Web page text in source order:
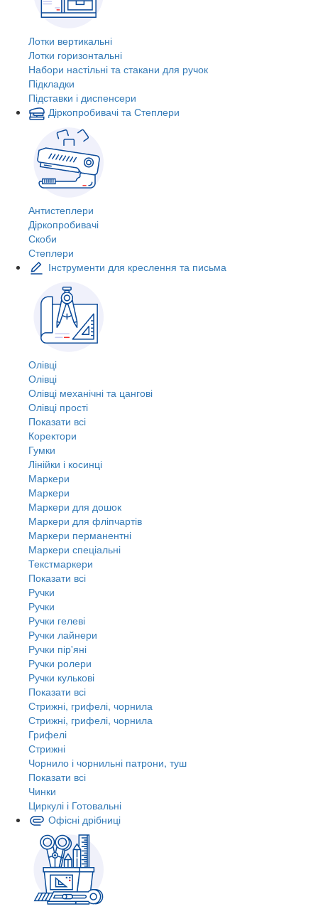
Лотки вертикальні
Лотки горизонтальні
Набори настільні та стакани для ручок
Підкладки
Підставки і диспенсери
Діркопробивачі та Степлери
Антистеплери
Діркопробивачі
Скоби
Степлери
Інструменти для креслення та письма
Олівці
Олівці
Олівці механічні та цангові
Олівці прості
Показати всі
Коректори
Гумки
Лінійки і косинці
Маркери
Маркери
Маркери для дошок
Маркери для фліпчартів
Маркери перманентні
Маркери спеціальні
Текстмаркери
Показати всі
Ручки
Ручки
Ручки гелеві
Ручки лайнери
Ручки пір'яні
Ручки ролери
Ручки кулькові
Показати всі
Стрижні, грифелі, чорнила
Стрижні, грифелі, чорнила
Грифелі
Стрижні
Чорнило і чорнильні патрони, туш
Показати всі
Чинки
Циркулі і Готовальні
Офісні дрібниці